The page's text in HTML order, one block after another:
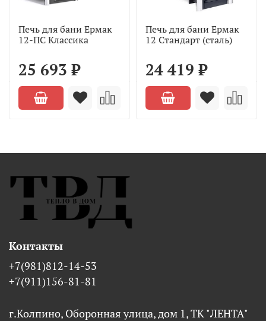
Печь для бани Ермак
12-ПС Классика
25 693 ₽
Печь для бани Ермак
12 Стандарт (сталь)
24 419 ₽
Контакты
+7(981)812-14-53
+7(911)156-81-81
г.Колпино, Оборонная улица, дом 1, ТК "ЛЕНТА"